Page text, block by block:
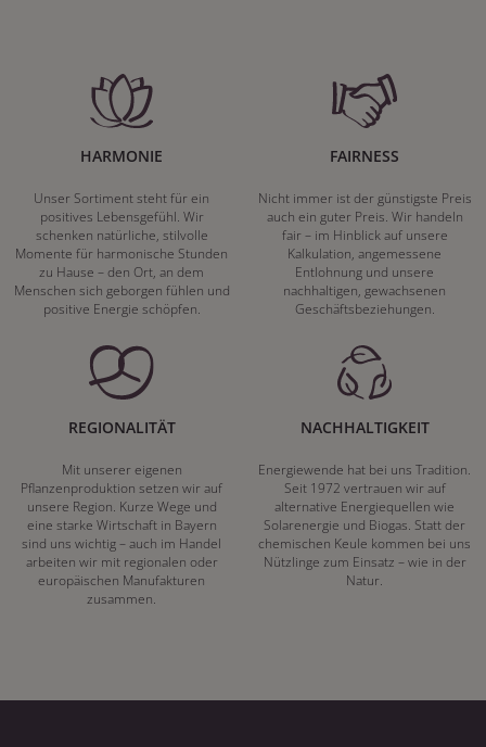
HARMONIE
Unser Sortiment steht für ein
positives Lebensgefühl. Wir
schenken natürliche, stilvolle
Momente für harmonische Stunden
zu Hause – den Ort, an dem
Menschen sich geborgen fühlen und
positive Energie schöpfen.
FAIRNESS
Nicht immer ist der günstigste Preis
auch ein guter Preis. Wir handeln
fair – im Hinblick auf unsere
Kalkulation, angemessene
Entlohnung und unsere
nachhaltigen, gewachsenen
Geschäftsbeziehungen.
REGIONALITÄT
Mit unserer eigenen
Pflanzenproduktion setzen wir auf
unsere Region. Kurze Wege und
eine starke Wirtschaft in Bayern
sind uns wichtig – auch im Handel
arbeiten wir mit regionalen oder
europäischen Manufakturen
zusammen.
NACHHALTIGKEIT
Energiewende hat bei uns Tradition.
Seit 1972 vertrauen wir auf
alternative Energiequellen wie
Solarenergie und Biogas. Statt der
chemischen Keule kommen bei uns
Nützlinge zum Einsatz – wie in der
Natur.